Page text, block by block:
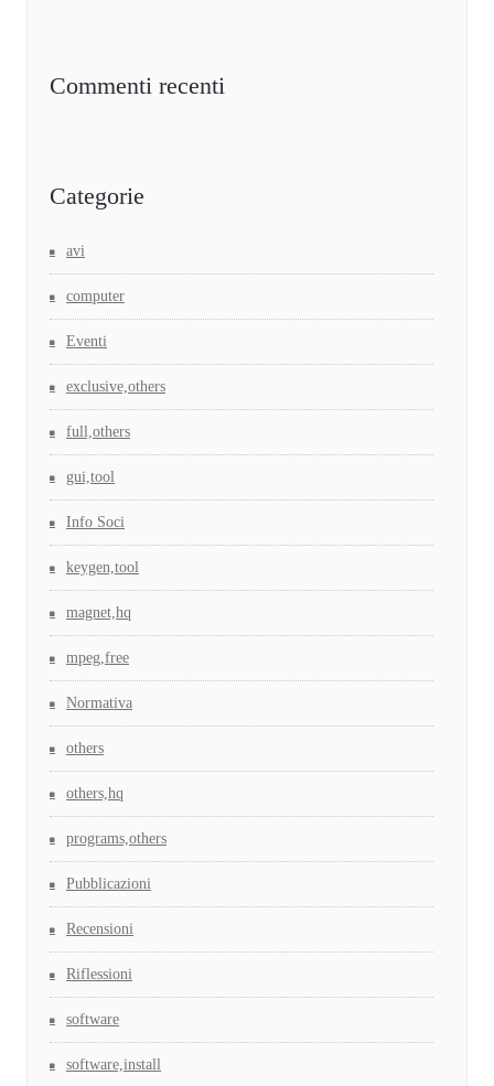
Commenti recenti
Categorie
avi
computer
Eventi
exclusive,others
full,others
gui,tool
Info Soci
keygen,tool
magnet,hq
mpeg,free
Normativa
others
others,hq
programs,others
Pubblicazioni
Recensioni
Riflessioni
software
software,install